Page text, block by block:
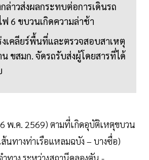
ล่าวส่งผลกระทบต่อการเดินรถ
6 ขบวนเกิดความล่าช้า
งเคลียร์พื้นที่และตรวจสอบสาเหตุ
ขสมก. จัดรถรับส่งผู้โดยสารที่ได้
พ.ค. 2569) ตามที่เกิดอุบัติเหตุขบวน
นทางท่าเรือแหลมฉบัง – บางซื่อ)